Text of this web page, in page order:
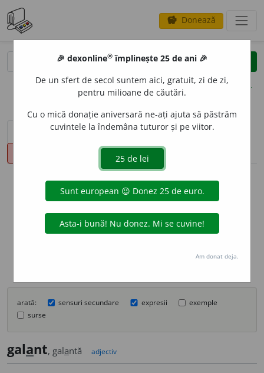
savings Donează
clear
opțiuni
sinteza definițiilor (1) definiții (19)
declinări
info
Aceste definiții sunt compilate de
echipa dexonline. Definițiile
originale se află pe filadefiniții.
Puteți reordona filele pe pagina de
arată: sensuri secundare expresii
exemple
surse
galant, galantă adjectiv
🎉 dexonline® împlinește 25 de ani 🎉
De un sfert de secol suntem aici, gratuit, zi de zi,
pentru milioane de căutări.
Cu o mică donație aniversară ne-ați ajuta să păstrăm
cuvintele la îndemâna tuturor și pe viitor.
Am donat deja.